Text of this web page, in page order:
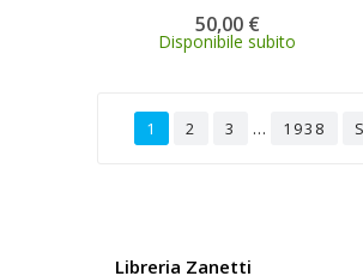
50,00 €
Disponibile subito
1 2 3 … 1938
Libreria Zanetti